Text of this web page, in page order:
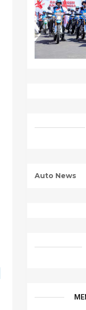
Auto News